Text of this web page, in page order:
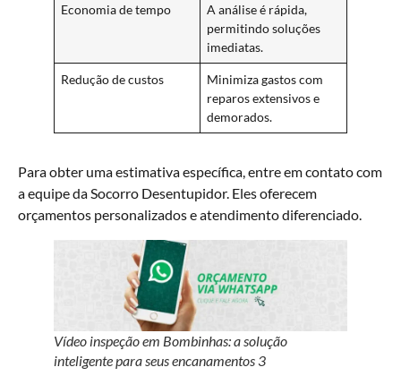
Economia de tempo
A análise é rápida,
permitindo soluções
imediatas.
Redução de custos
Minimiza gastos com
reparos extensivos e
demorados.
Para obter uma estimativa específica, entre em contato com
a equipe da Socorro Desentupidor. Eles oferecem
orçamentos personalizados e atendimento diferenciado.
Vídeo inspeção em Bombinhas: a solução
inteligente para seus encanamentos 3